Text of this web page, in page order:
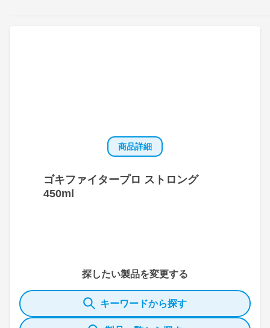
商品詳細
ゴキファイタープロ ストロング
450ml
探したい製品を変更する
キーワードから探す